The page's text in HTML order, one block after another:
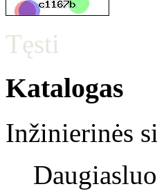
Tęsti
Katalogas
Inžinierinės